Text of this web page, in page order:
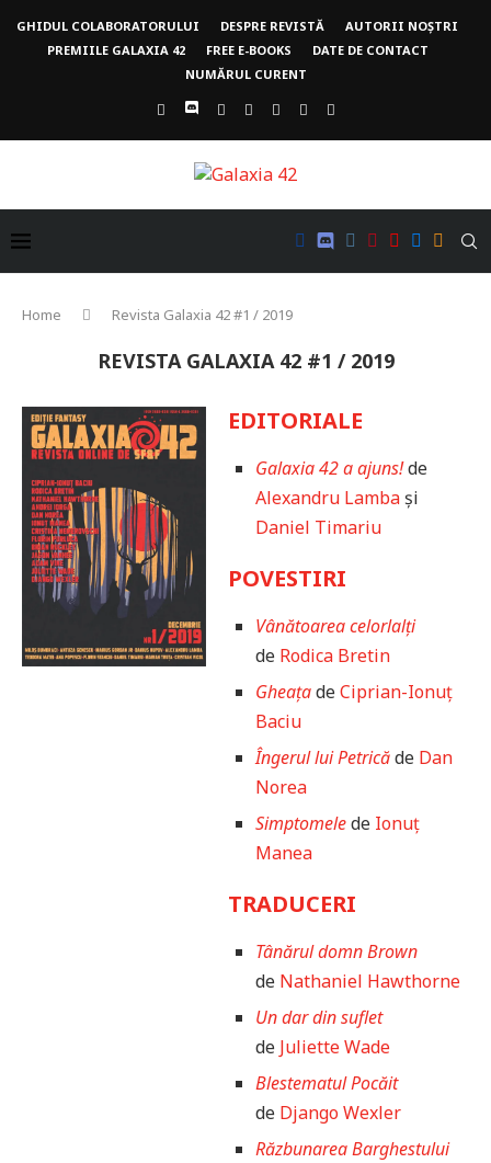
GHIDUL COLABORATORULUI DESPRE REVISTĂ
AUTORII NOȘTRI
PREMIILE GALAXIA 42
FREE E-BOOKS
DATE DE CONTACT
NUMĂRUL CURENT
Home Revista Galaxia 42 #1 / 2019
REVISTA GALAXIA 42 #1 / 2019
EDITORIALE
Galaxia 42 a ajuns!de
Alexandru Lambași
Daniel Timariu
POVESTIRI
Vânătoarea celorlalți
de Rodica Bretin
GheațadeCiprian-Ionuț
Baciu
Îngerul lui Petricăde Dan
Norea
Simptomelede Ionuț
Manea
TRADUCERI
Tânărul domn Brown
de Nathaniel Hawthorne
Un dar din suflet
de Juliette Wade
Blestematul Pocăit
de Django Wexler
Răzbunarea Barghestului